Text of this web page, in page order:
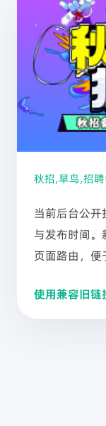
秋招,早鸟,招
当前后台公
与发布时间。
页面路由，便
使用兼容旧链